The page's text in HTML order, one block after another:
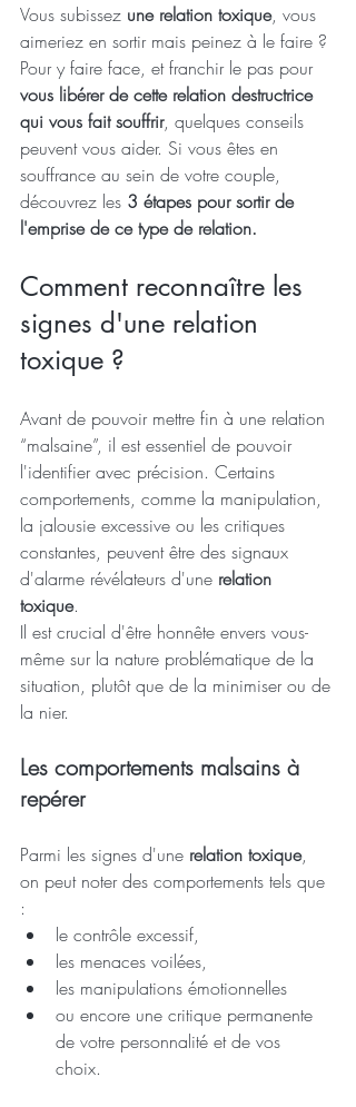
Vous subissez une relation toxique, vous
aimeriez en sortir mais peinez à le faire ?
Pour y faire face, et franchir le pas pour
vous libérer de cette relation destructrice
qui vous fait souffrir, quelques conseils
peuvent vous aider. Si vous êtes en
souffrance au sein de votre couple,
découvrez les 3 étapes pour sortir de
l'emprise de ce type de relation.
Comment reconnaître les
signes d'une relation
toxique ?
Avant de pouvoir mettre fin à une relation
“malsaine”, il est essentiel de pouvoir
l'identifier avec précision. Certains
comportements, comme la manipulation,
la jalousie excessive ou les critiques
constantes, peuvent être des signaux
d'alarme révélateurs d'une relation
toxique.
Il est crucial d'être honnête envers vous-
même sur la nature problématique de la
situation, plutôt que de la minimiser ou de
la nier.
Les comportements malsains à
repérer
Parmi les signes d'une relation toxique,
on peut noter des comportements tels que
:
le contrôle excessif,
les menaces voilées,
les manipulations émotionnelles
ou encore une critique permanente
de votre personnalité et de vos
choix.